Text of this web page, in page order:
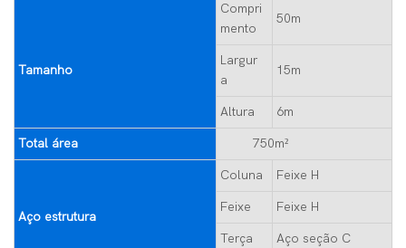
Tamanho
Compri
mento
50m
Largur
a
15m
Altura 6m
Total área 750m²
Aço estrutura
Coluna Feixe H
Feixe Feixe H
Terça Aço seção C